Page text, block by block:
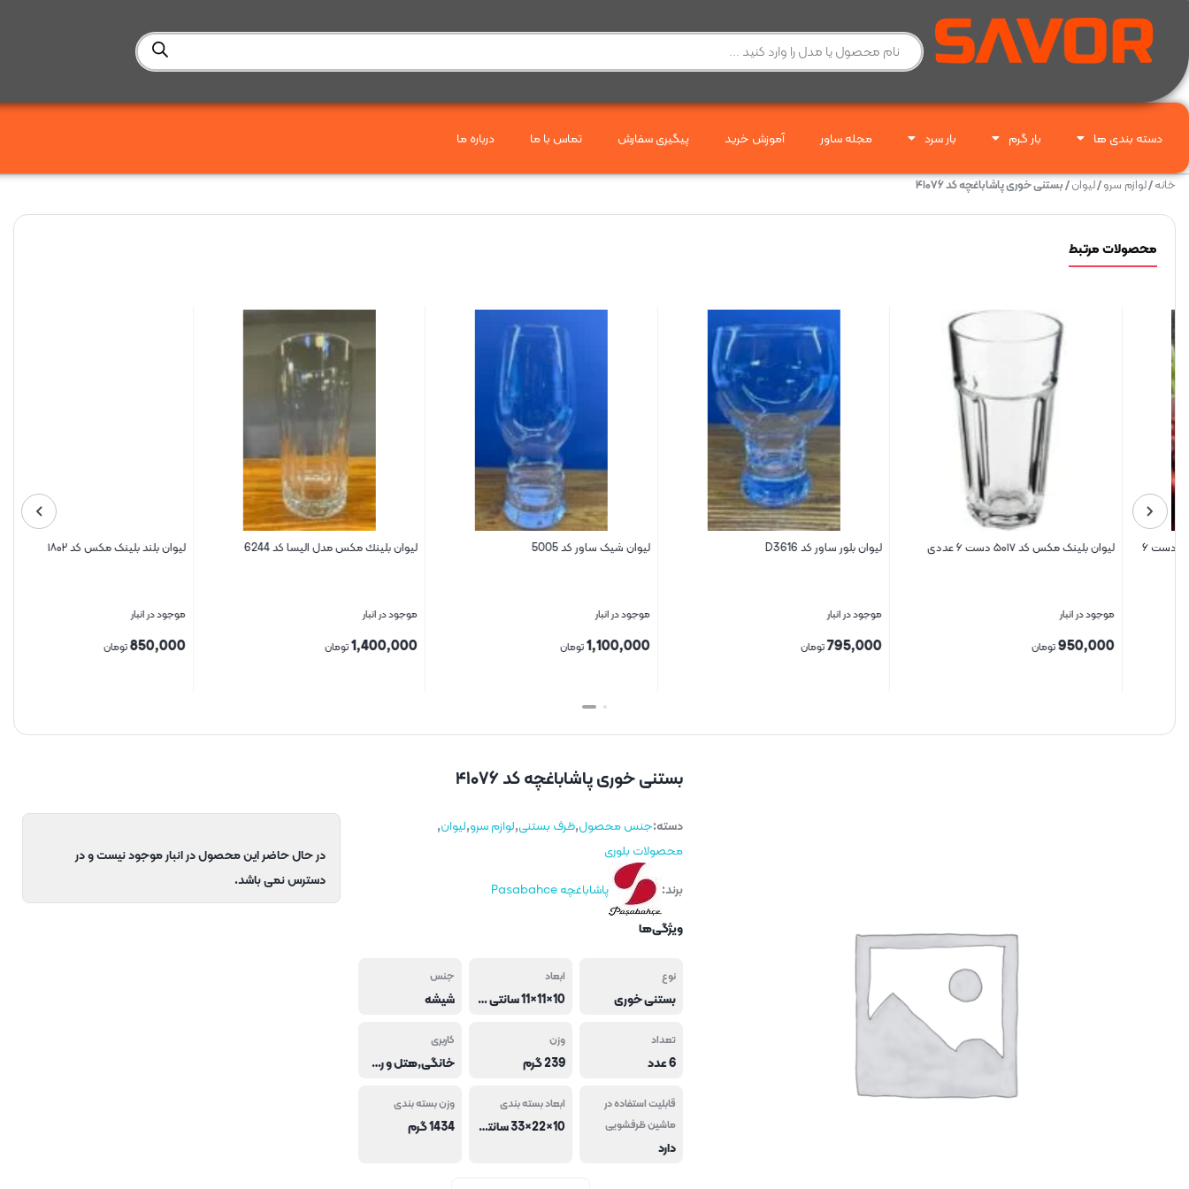
دسته بندی ها بار گرم بار سرد مجله ساور آموزش خرید پیگیری سفارش تماس با ما درباره ما
خانه/لوازم سرو/لیوان/ بستنی خوری پاشاباغچه کد ۴۱۰۷۶
محصولات مرتبط
لیوان بلینک مکس کد ۵۰۱۷ دست ۶ عددی
موجود در انبار
950,000تومان
لیوان بلور ساور کد D3616
موجود در انبار
795,000تومان
لیوان شیک ساور کد 5005
موجود در انبار
1,100,000تومان
ليوان بلينك مكس مدل الیسا کد 6244
موجود در انبار
1,400,000تومان
لیوان بلند بلینک مکس کد ۱۸۰۲
موجود در انبار
850,000تومان
بستنی خوری پاشاباغچه کد ۴۱۰۷۶
دسته:جنس محصول,ظرف بستنی,لوازم سرو,لیوان,
محصولات بلوری
برند:
پاشاباغچه Pasabahce
ویژگی‌ها
نوع
بستنی خوری
ابعاد
10×11×11 سانتی متر
جنس
شیشه
تعداد
6 عدد
وزن
239 گرم
کاربری
خانگی,هتل و رستوران,کافی شاپ و فست فود
قابلیت استفاده در
ماشین ظرفشویی
دارد
ابعاد بسته بندی
10×22×33 سانتی متر
وزن بسته بندی
1434 گرم
در حال حاضر این محصول در انبار موجود نیست و در
دسترس نمی باشد.